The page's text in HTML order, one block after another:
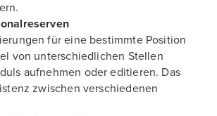
für eine bestimmte Position
von unterschiedlichen Stellen
aufnehmen oder editieren. Das
zwischen verschiedenen